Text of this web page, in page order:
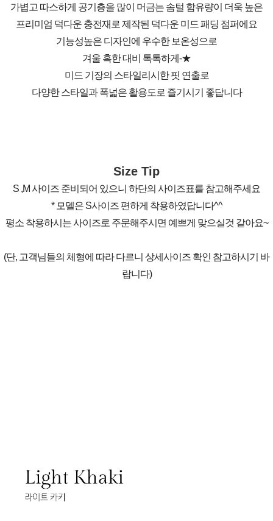
가볍고 따스하게 공기층을 많이 머금는 솜털 함유량이 더욱 높은
프리미엄 덕다운 충전재로 제작된 덕다운 미드 패딩 점퍼에요
기능성높은 디자인에 우수한 보온성으로
겨울 혹한 대비 톡톡하게-★
미드 기장의 스타일리시한 핏 연출로
다양한 스타일과 폭넓은 활용도로 즐기시기 좋답니다
Size Tip
S ,M 사이즈 준비되어 있으니 하단의 사이즈표를 참고해주세요
* 모델은 S사이즈 편하게 착용하였답니다^^
평소 착용하시는 사이즈로 주문해주시면 예쁘게 맞으실것 같아요~
(단, 고객님들의 체형에 따라 다르니 상세사이즈 확인 참고하시기 바
랍니다)